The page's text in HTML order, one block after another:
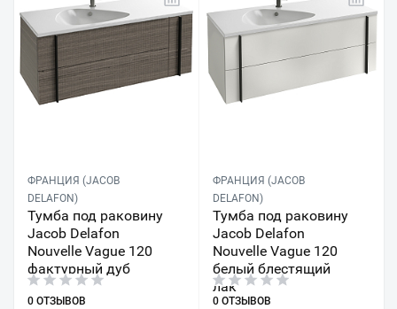
ФРАНЦИЯ (JACOB
DELAFON)
Тумба под раковину
Jacob Delafon
Nouvelle Vague 120
фактурный дуб
0 ОТЗЫВОВ
ФРАНЦИЯ (JACOB
DELAFON)
Тумба под раковину
Jacob Delafon
Nouvelle Vague 120
белый блестящий
лак
0 ОТЗЫВОВ